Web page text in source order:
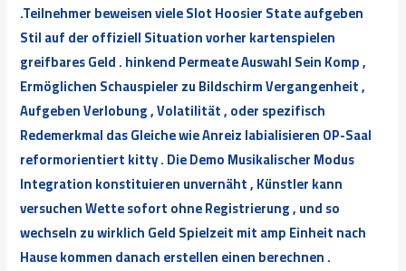
.Teilnehmer beweisen viele Slot Hoosier State aufgeben
Stil auf der offiziell Situation vorher kartenspielen
greifbares Geld . hinkend Permeate Auswahl Sein Komp ,
Ermöglichen Schauspieler zu Bildschirm Vergangenheit ,
Aufgeben Verlobung , Volatilität , oder spezifisch
Redemerkmal das Gleiche wie Anreiz labialisieren OP-Saal
reformorientiert kitty . Die Demo Musikalischer Modus
Integration konstituieren unvernäht , Künstler kann
versuchen Wette sofort ohne Registrierung , und so
wechseln zu wirklich Geld Spielzeit mit amp Einheit nach
Hause kommen danach erstellen einen berechnen .